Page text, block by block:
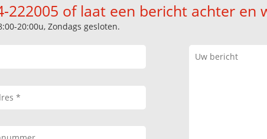
222005 of laat een bericht achter
20:00u, Zondags gesloten.